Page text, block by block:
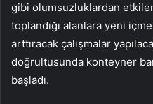
gibi olumsuzluklardan
toplandığı alanlara yeni
arttıracak çalışmalar
doğrultusunda konteyner
başladı.